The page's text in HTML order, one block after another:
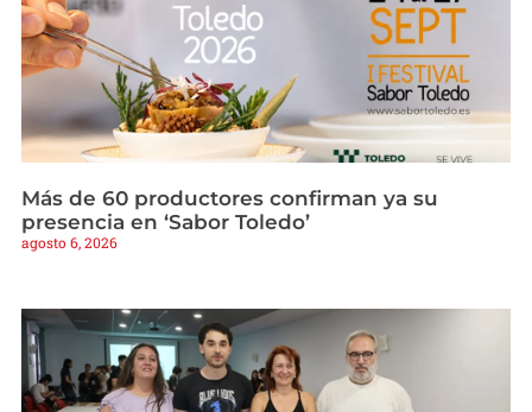
Más de 60 productores confirman ya su
presencia en ‘Sabor Toledo’
agosto 6, 2026